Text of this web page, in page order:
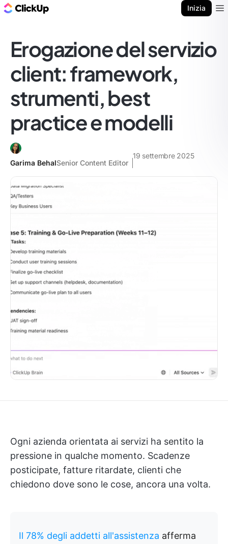
Inizia
Erogazione del servizio
client: framework,
strumenti, best
practice e modelli
Garima BehalSenior Content Editor
19 settembre 2025
Ogni azienda orientata ai servizi ha sentito la
pressione in qualche momento. Scadenze
posticipate, fatture ritardate, clienti che
chiedono dove sono le cose, ancora una volta.
Il 78% degli addetti all'assistenza afferma